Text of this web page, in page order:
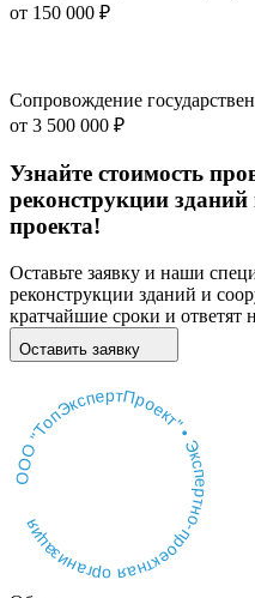
от 150 000 ₽
Сопровождение
от 3 500 000 ₽
Узнайте стоимость
реконструкции
проекта!
Оставьте заявку и наши
реконструкции зданий и
кратчайшие сроки и
Оставить заявку
ООО "ТопЭкспертПроект" • Экспертно-проектная организация